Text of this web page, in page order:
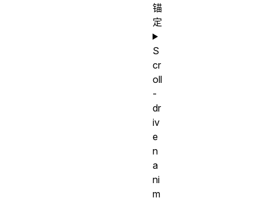
锚
定
S
cr
oll
-
dr
iv
e
n
a
ni
m